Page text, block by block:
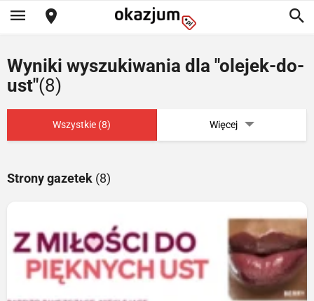
Wyniki wyszukiwania dla "olejek-do-
ust"(8)
Wszystkie (8) Więcej
Strony gazetek (8)